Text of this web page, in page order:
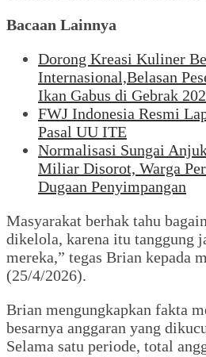
Bacaan Lainnya
Dorong Kreasi Kuliner
Internasional,Belasan
Ikan Gabus di Gebrak
FWJ Indonesia Resmi
Pasal UU ITE
Normalisasi Sungai
Miliar Disorot, Warga
Dugaan Penyimpangan
Masyarakat berhak tahu
dikelola, karena itu tanggung
mereka,” tegas Brian kepada
(25/4/2026).
Brian mengungkapkan fakta
besarnya anggaran yang
Selama satu periode, total